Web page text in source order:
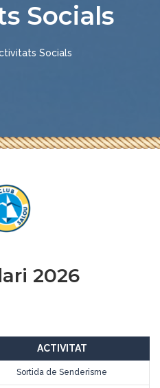
Socials
Socials
2026
ACTIVITAT
Sortida de Senderisme